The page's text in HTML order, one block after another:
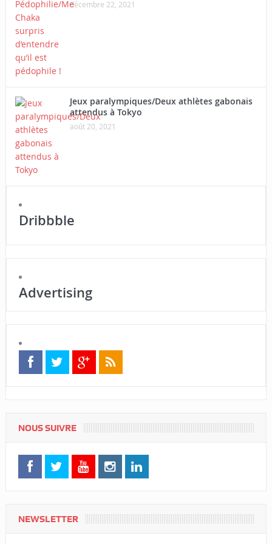
décembre 22, 2021
Jeux paralympiques/Deux athlètes gabonais
attendus à Tokyo
août 20, 2021
Dribbble
Advertising
NOUS SUIVRE
NEWSLETTER